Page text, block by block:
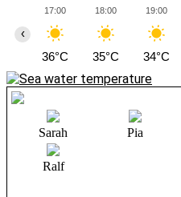
17:00
36°C
18:00
35°C
19:00
34°C
‹
Sarah Pia
Ralf